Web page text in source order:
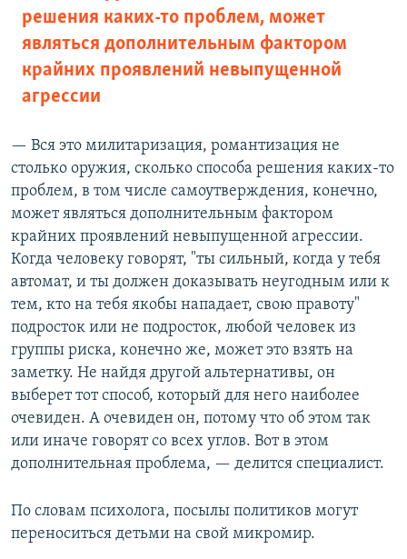
решения каких-то проблем, может
являться дополнительным фактором
крайних проявлений невыпущенной
агрессии
— Вся это милитаризация, романтизация не
столько оружия, сколько способа решения каких-то
проблем, в том числе самоутверждения, конечно,
может являться дополнительным фактором
крайних проявлений невыпущенной агрессии.
Когда человеку говорят, "ты сильный, когда у тебя
автомат, и ты должен доказывать неугодным или к
тем, кто на тебя якобы нападает, свою правоту"
подросток или не подросток, любой человек из
группы риска, конечно же, может это взять на
заметку. Не найдя другой альтернативы, он
выберет тот способ, который для него наиболее
очевиден. А очевиден он, потому что об этом так
или иначе говорят со всех углов. Вот в этом
дополнительная проблема, — делится специалист.
По словам психолога, посылы политиков могут
переноситься детьми на свой микромир.